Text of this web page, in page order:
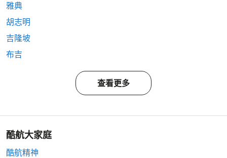
雅典
胡志明
吉隆坡
布吉
查看更多
酷航大家庭
酷航精神